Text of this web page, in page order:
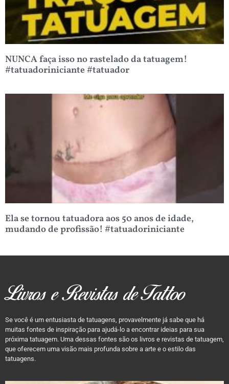
NUNCA faça isso no rastelado da tatuagem!
#tatuadoriniciante #tatuador
Ela se tornou tatuadora aos 50 anos de idade,
mudando de profissão! #tatuadoriniciante
Livros e Revistas de Tattoo
Se você é um entusiasta de tatuagens, provavelmente já sabe que há
muitas fontes de inspiração para ajudá-lo a encontrar ideias para sua
próxima tatuagem. Uma dessas fontes são os livros e revistas de tatuagem,
que oferecem uma visão mais profunda sobre a arte e o estilo das
tatuagens.